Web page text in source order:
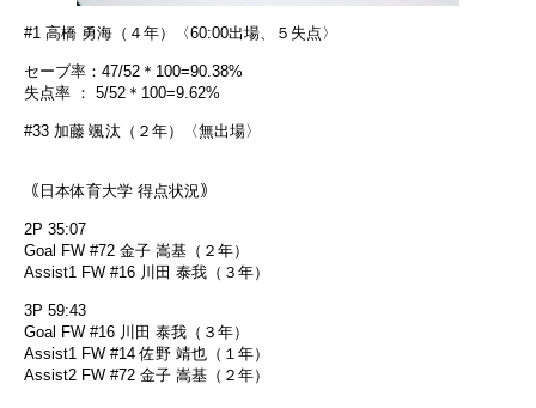
#1 高橋 勇海（４年）〈60:00出場、５失点〉
セーブ率：47/52＊100=90.38%
失点率 ： 5/52＊100=9.62%
#33 加藤 颯汰（２年）〈無出場〉
｟日本体育大学 得点状況｠
2P 35:07
Goal FW #72 金子 嵩基（２年）
Assist1 FW #16 川田 泰我（３年）
3P 59:43
Goal FW #16 川田 泰我（３年）
Assist1 FW #14 佐野 靖也（１年）
Assist2 FW #72 金子 嵩基（２年）